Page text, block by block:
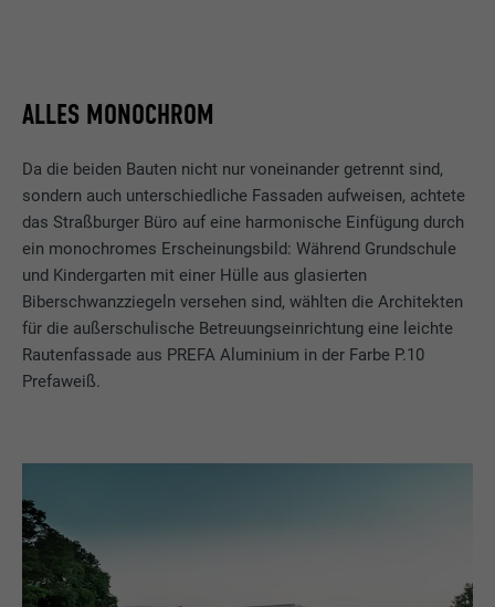
ALLES MONOCHROM
Da die beiden Bauten nicht nur voneinander getrennt sind,
sondern auch unterschiedliche Fassaden aufweisen, achtete
das Straßburger Büro auf eine harmonische Einfügung durch
ein monochromes Erscheinungsbild: Während Grundschule
und Kindergarten mit einer Hülle aus glasierten
Biberschwanzziegeln versehen sind, wählten die Architekten
für die außerschulische Betreuungseinrichtung eine leichte
Rautenfassade aus PREFA Aluminium in der Farbe P.10
Prefaweiß.